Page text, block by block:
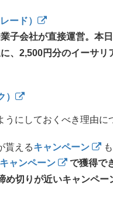
ード）
子会社が直接運営。本日
、2,500円分のイーサ
にしておくべき理由に
貰えるキャンペーン
ャンペーン
で獲得で
め切りが近いキャンペー